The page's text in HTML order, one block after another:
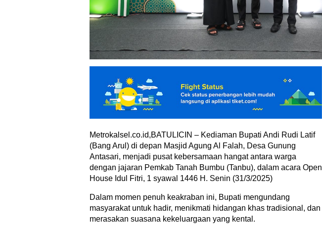
Metrokalsel.co.id,BATULICIN – Kediaman Bupati Andi Rudi Latif
(Bang Arul) di depan Masjid Agung Al Falah, Desa Gunung
Antasari, menjadi pusat kebersamaan hangat antara warga
dengan jajaran Pemkab Tanah Bumbu (Tanbu), dalam acara Open
House Idul Fitri, 1 syawal 1446 H. Senin (31/3/2025)
Dalam momen penuh keakraban ini, Bupati mengundang
masyarakat untuk hadir, menikmati hidangan khas tradisional, dan
merasakan suasana kekeluargaan yang kental.